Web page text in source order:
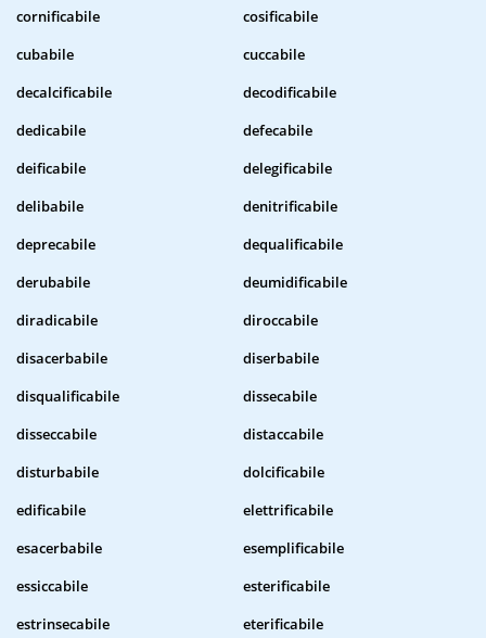
cornificabile
cosificabile
cubabile
cuccabile
decalcificabile
decodificabile
dedicabile
defecabile
deificabile
delegificabile
delibabile
denitrificabile
deprecabile
dequalificabile
derubabile
deumidificabile
diradicabile
diroccabile
disacerbabile
diserbabile
disqualificabile
dissecabile
disseccabile
distaccabile
disturbabile
dolcificabile
edificabile
elettrificabile
esacerbabile
esemplificabile
essiccabile
esterificabile
estrinsecabile
eterificabile